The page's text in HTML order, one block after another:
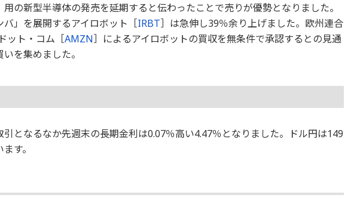
の新型半導体の発売を延期すると伝わったことで売りが優勢となりました。
」を展開するアイロボット［IRBT］は急伸し39％余り上げました。欧州連合
ット・コム［AMZN］によるアイロボットの買収を無条件で承認するとの見通
を集めました。
となるなか先週末の長期金利は0.07％高い4.47％となりました。ドル円は149
す。